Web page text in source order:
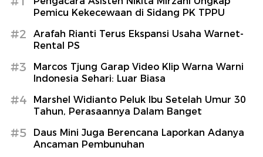
Pemicu Kekecewaan di Sidang PK TPPU
#2
Arafah Rianti Terus Ekspansi Usaha Warnet-
Rental PS
#3
Marcos Tjung Garap Video Klip Warna Warni
Indonesia Sehari: Luar Biasa
#4
Marshel Widianto Peluk Ibu Setelah Umur 30
Tahun, Perasaannya Dalam Banget
#5
Daus Mini Juga Berencana Laporkan Adanya
Ancaman Pembunuhan